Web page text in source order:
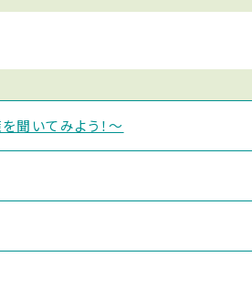
聞いてみよう！〜